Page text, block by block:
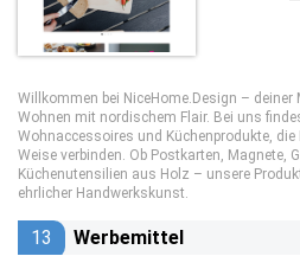
Willkommen bei NiceHome.Design – deiner
Wohnen mit nordischem Flair. Bei uns
Wohnaccessoires und Küchenprodukte,
Weise verbinden. Ob Postkarten, Magnete,
Küchenutensilien aus Holz – unsere
ehrlicher Handwerkskunst.
13 Werbemittel